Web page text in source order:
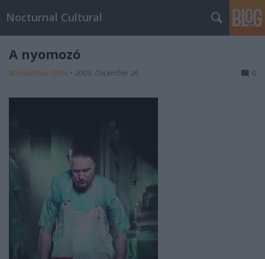
Nocturnal Cultural
A nyomozó
Mornambar-Totto • 2009. December 26. 0